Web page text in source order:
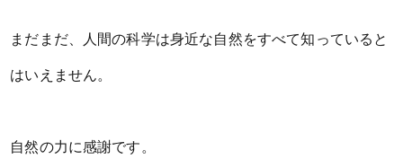
まだまだ、人間の科学は身近な自然をすべて知っていると
はいえません。
自然の力に感謝です。